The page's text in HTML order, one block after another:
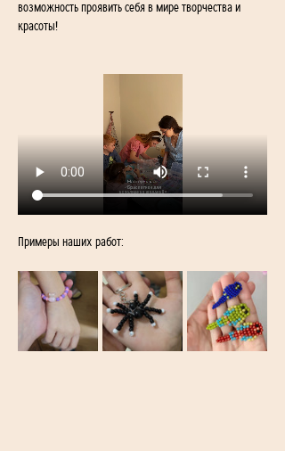
возможность проявить себя в мире творчества и
красоты!
Примеры наших работ: